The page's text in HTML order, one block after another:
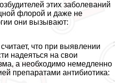
этих заболеваний
флорой и даже не
они вызывают:
что при выявлении
надеяться на свои
а необходимо немедленно
препаратами антибиотика: